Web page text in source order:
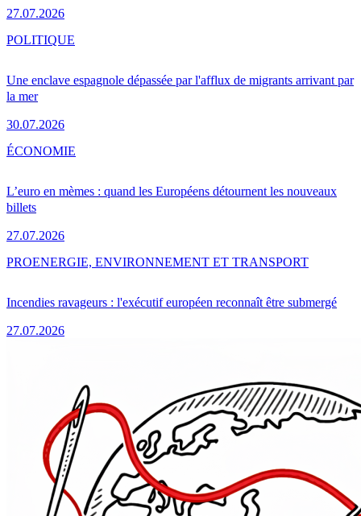
27.07.2026
Une enclave espagnole dépassée par l'afflux de migrants arrivant par
la mer
30.07.2026
POLITIQUE
L’euro en mèmes : quand les Européens détournent les nouveaux
billets
27.07.2026
ÉCONOMIE
Incendies ravageurs : l'exécutif européen reconnaît être submergé
27.07.2026
PROENERGIE, ENVIRONNEMENT ET TRANSPORT